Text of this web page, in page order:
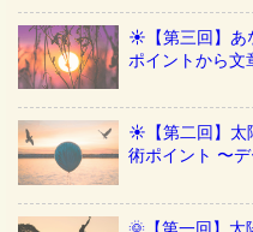
☀️【第三回】あ
ポイントから文
☀️【第二回】太
術ポイント 〜
🌞【第一回】太